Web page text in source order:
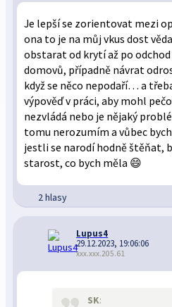
Je lepší se zorientovat mezi
ona to je na můj vkus dost
obstarat od krytí až po
domovů, případně návrat
když se něco nepodaří… a
výpověď v práci, aby mohl
nezvládá nebo je nějaký
tomu nerozumím a vůbec
jestli se narodí hodně štěňat,
starost, co bych měla 😄
2 hlasy
Lupus4
29.12.2023, 19:06:06
xxx.xxx.205.61
SK: